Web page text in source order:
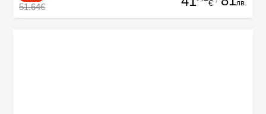
51.64€ € лв.